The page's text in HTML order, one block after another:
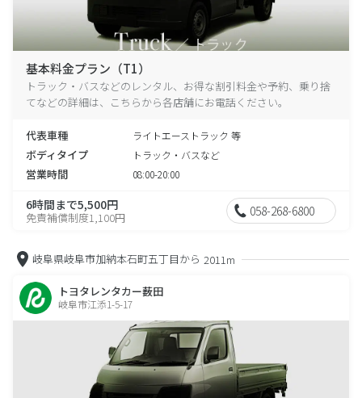
基本料金プラン（T1）
トラック・バスなどのレンタル、お得な割引料金や予約、乗り捨
てなどの詳細は、こちらから各店舗にお電話ください。
代表車種 ライトエーストラック 等
ボディタイプ トラック・バスなど
営業時間 08:00-20:00
6時間まで5,500円
免責補償制度1,100円 058-268-6800
岐阜県岐阜市加納本石町五丁目から 2011m
トヨタレンタカー薮田
岐阜市江添1-5-17